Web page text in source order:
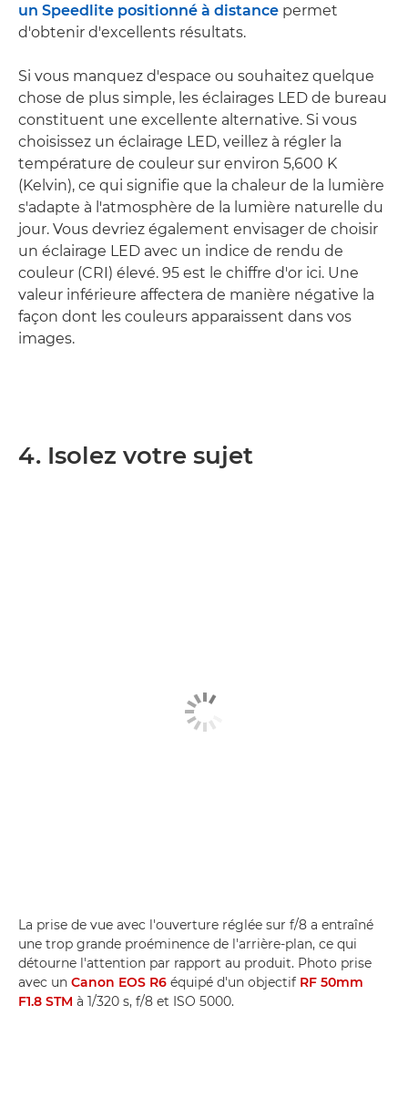
un Speedlite positionné à distance permet
d'obtenir d'excellents résultats.
Si vous manquez d'espace ou souhaitez quelque
chose de plus simple, les éclairages LED de bureau
constituent une excellente alternative. Si vous
choisissez un éclairage LED, veillez à régler la
température de couleur sur environ 5,600 K
(Kelvin), ce qui signifie que la chaleur de la lumière
s'adapte à l'atmosphère de la lumière naturelle du
jour. Vous devriez également envisager de choisir
un éclairage LED avec un indice de rendu de
couleur (CRI) élevé. 95 est le chiffre d'or ici. Une
valeur inférieure affectera de manière négative la
façon dont les couleurs apparaissent dans vos
images.
4. Isolez votre sujet
La prise de vue avec l'ouverture réglée sur f/8 a entraîné
une trop grande proéminence de l'arrière-plan, ce qui
détourne l'attention par rapport au produit. Photo prise
avec un Canon EOS R6 équipé d'un objectif RF 50mm
F1.8 STM à 1/320 s, f/8 et ISO 5000.